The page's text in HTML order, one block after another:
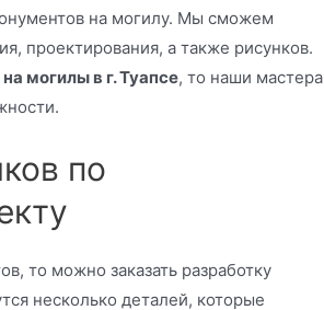
на могилу. Мы сможем
проектирования, а также рисунков.
могилы в г. Туапсе, то наши мастера
по
то можно заказать разработку
несколько деталей, которые